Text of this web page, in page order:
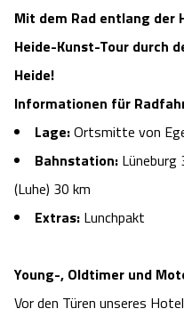
Mit dem Rad entlang der
Heide-Kunst-Tour durch
Heide!
Informationen für
Lage:Ortsmitte von
Bahnstation: Lüneburg
(Luhe) 30 km
Extras: Lunchpakt
Young-, Oldtimer und
Vor den Türen unseres